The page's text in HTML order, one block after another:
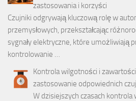
zastosowania i korzyści
Czujniki odgrywają kluczową rolę w
przemysłowych, przekształcając
sygnały elektryczne, które umożliwiają
kontrolowanie …
Kontrola wilgotności i
zastosowanie odpowiednich
W dzisiejszych czasach